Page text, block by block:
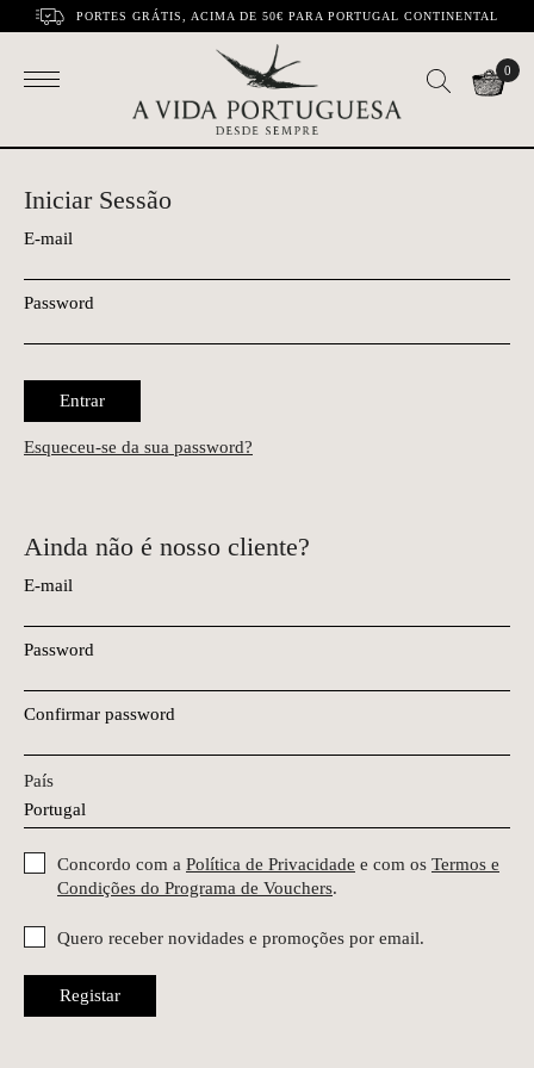
PORTES GRÁTIS, ACIMA DE 50€ PARA PORTUGAL CONTINENTAL
0
Iniciar Sessão
E-mail
Password
Entrar
Esqueceu-se da sua password?
Ainda não é nosso cliente?
E-mail
Password
Confirmar password
País
Concordo com a Política de Privacidade e com os Termos e
Condições do Programa de Vouchers.
Quero receber novidades e promoções por email.
Registar